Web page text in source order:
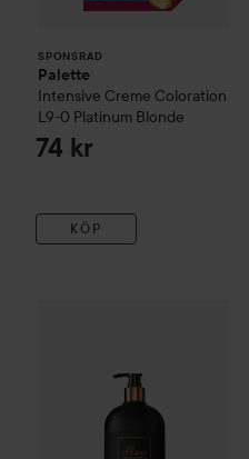
SPONSRAD
Palette
Intensive Creme Coloration
L9-0 Platinum Blonde
74 kr
KÖP